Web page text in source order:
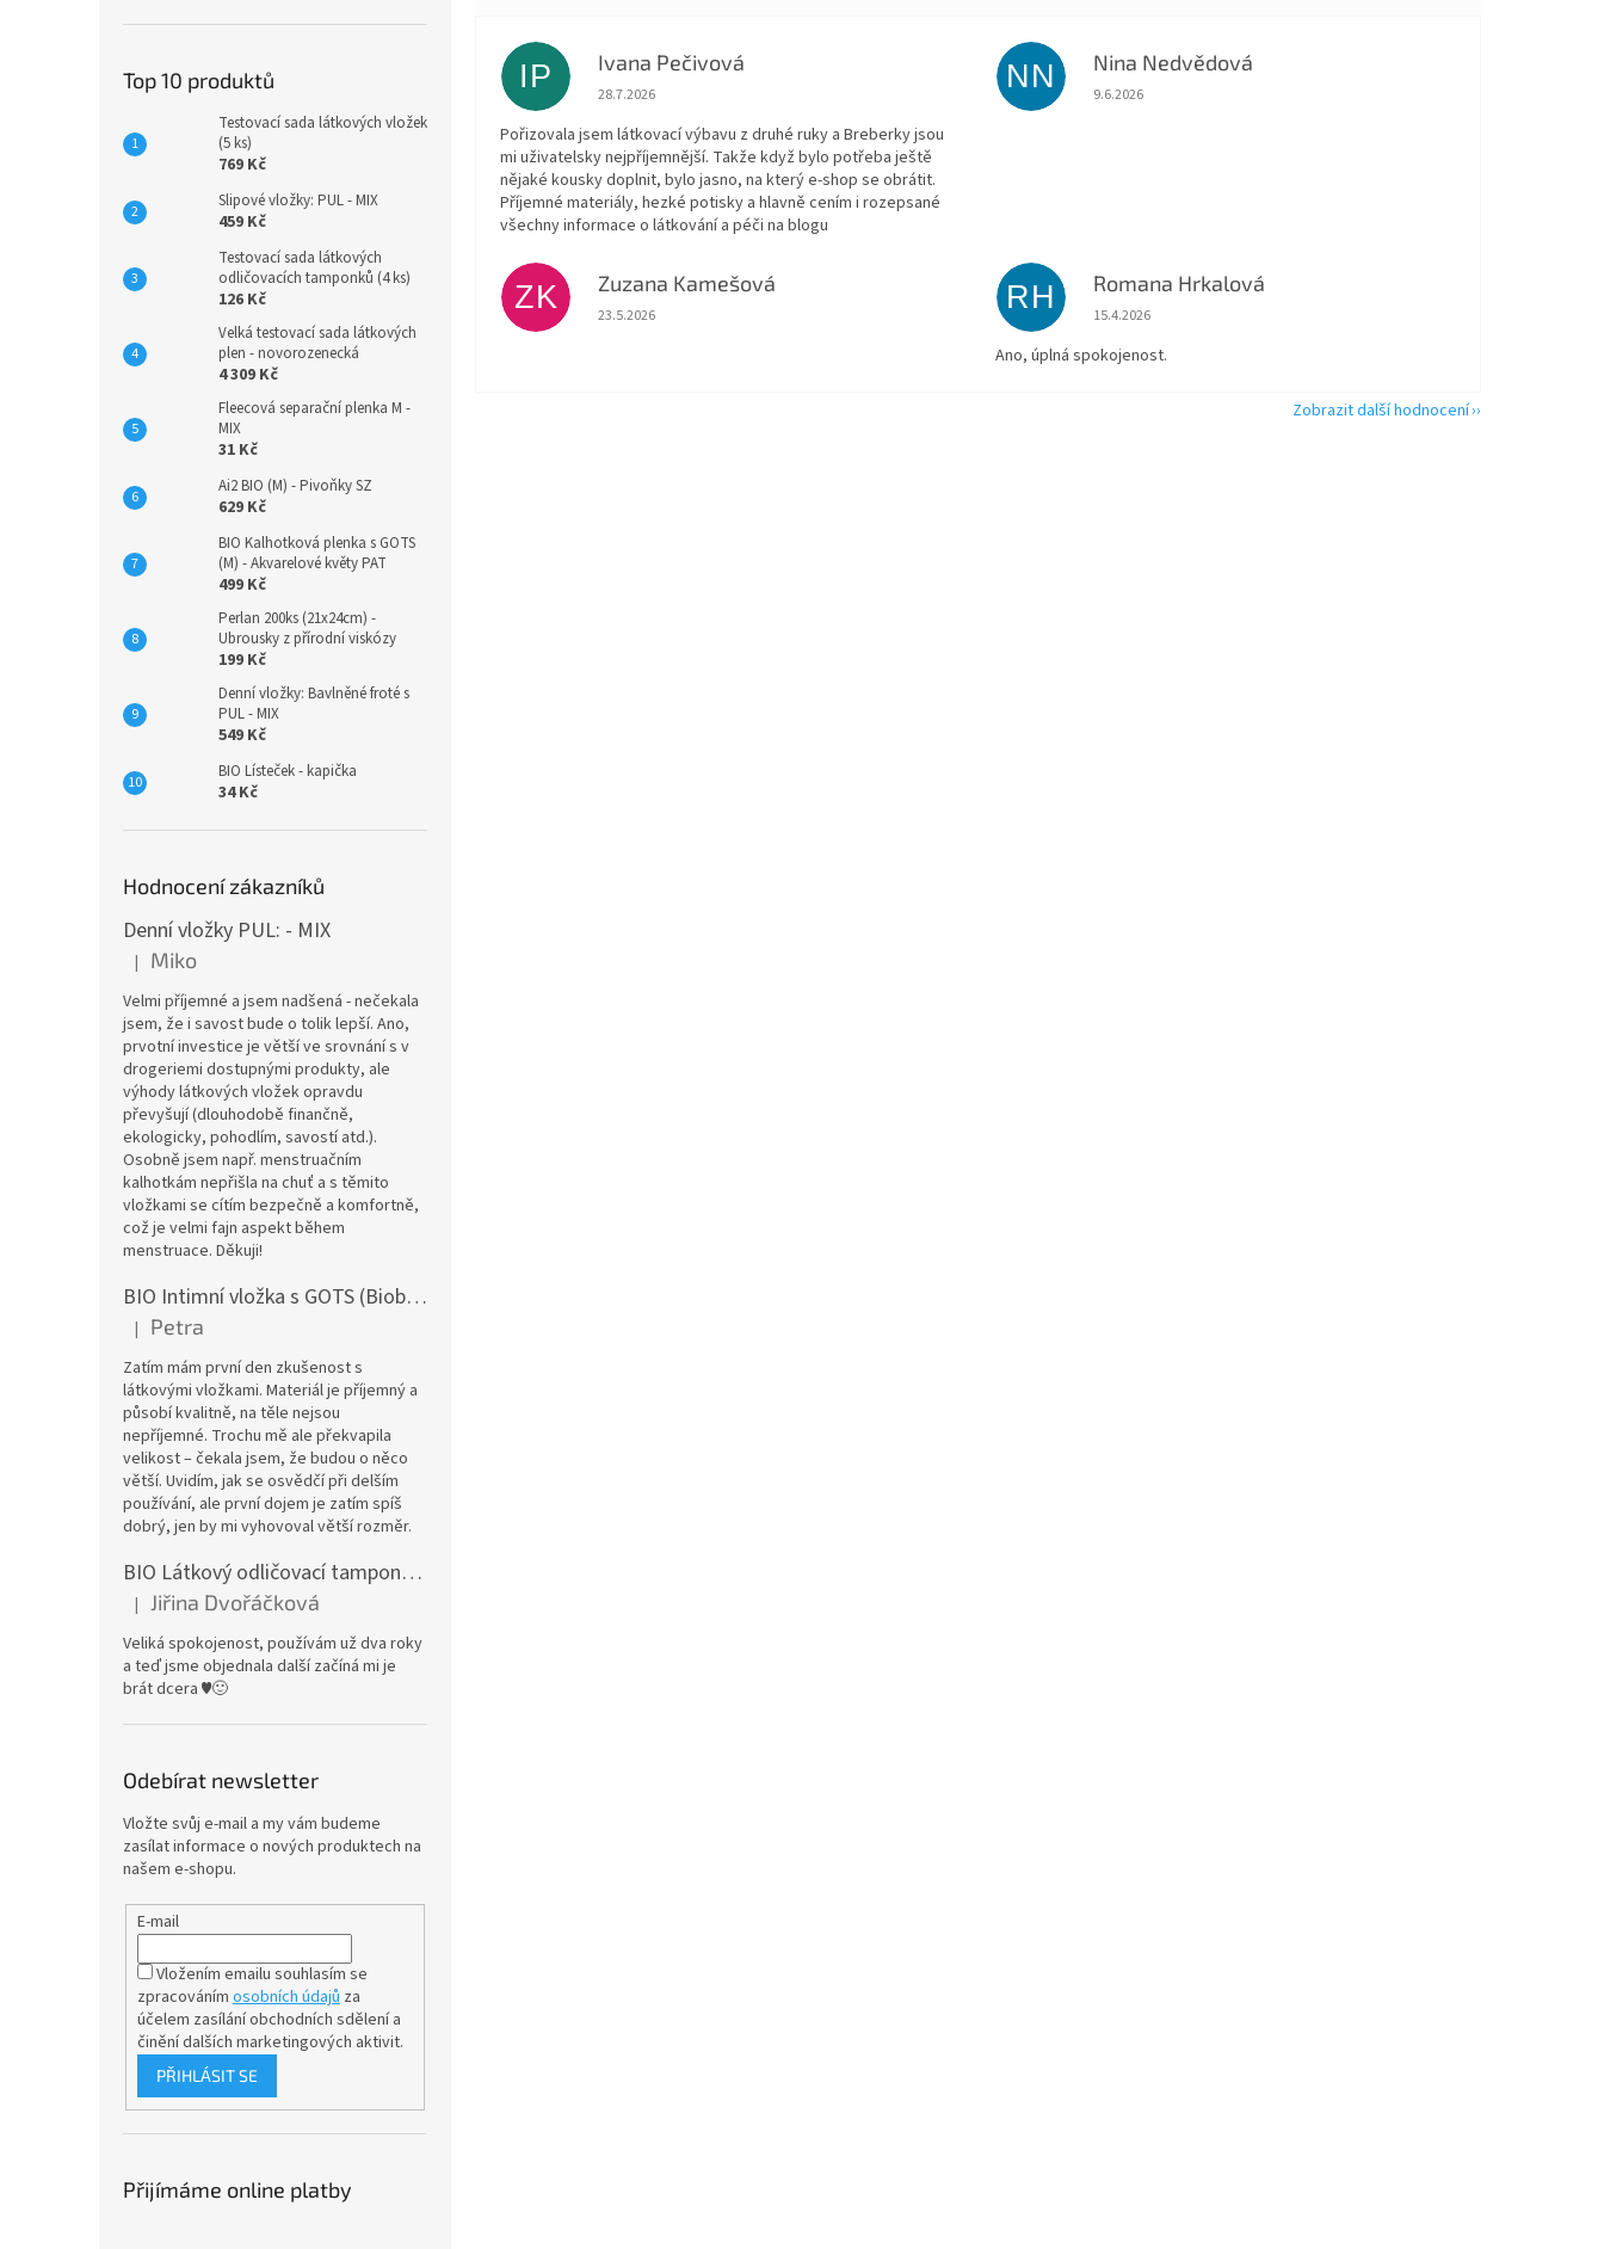
Top 10 produktů
Testovací sada látkových vložek
(5 ks)
769 Kč
Slipové vložky: PUL - MIX
459 Kč
Testovací sada látkových
odličovacích tamponků (4 ks)
126 Kč
Velká testovací sada látkových
plen - novorozenecká
4 309 Kč
Fleecová separační plenka M -
MIX
31 Kč
Ai2 BIO (M) - Pivoňky SZ
629 Kč
BIO Kalhotková plenka s GOTS
(M) - Akvarelové květy PAT
499 Kč
Perlan 200ks (21x24cm) -
Ubrousky z přírodní viskózy
199 Kč
Denní vložky: Bavlněné froté s
PUL - MIX
549 Kč
BIO Lísteček - kapička
34 Kč
Hodnocení zákazníků
Denní vložky PUL: - MIX
Hodnocení produktu je 5 z 5 hvězdiček.
| Miko
Velmi příjemné a jsem nadšená - nečekala
jsem, že i savost bude o tolik lepší. Ano,
prvotní investice je větší ve srovnání s v
drogeriemi dostupnými produkty, ale
výhody látkových vložek opravdu
převyšují (dlouhodobě finančně,
ekologicky, pohodlím, savostí atd.).
Osobně jsem např. menstruačním
kalhotkám nepřišla na chuť a s těmito
vložkami se cítím bezpečně a komfortně,
což je velmi fajn aspekt během
menstruace. Děkuji!
BIO Intimní vložka s GOTS (Biobavlněný úplet) - Malované pivoňky v hořčicové
Hodnocení produktu je 5 z 5 hvězdiček.
| Petra
Zatím mám první den zkušenost s
látkovými vložkami. Materiál je příjemný a
působí kvalitně, na těle nejsou
nepříjemné. Trochu mě ale překvapila
velikost – čekala jsem, že budou o něco
větší. Uvidím, jak se osvědčí při delším
používání, ale první dojem je zatím spíš
dobrý, jen by mi vyhovoval větší rozměr.
BIO Látkový odličovací tamponek: Barevné bambusovo-biobavlněné froté
Hodnocení produktu je 5 z 5 hvězdiček.
| Jiřina Dvořáčková
Veliká spokojenost, používám už dva roky
a teď jsme objednala další začíná mi je
brát dcera ♥️🙂
Odebírat newsletter
Vložte svůj e-mail a my vám budeme
zasílat informace o nových produktech na
našem e-shopu.
E-mail
Vložením emailu souhlasím se
zpracováním osobních údajů za
účelem zasílání obchodních sdělení a
činění dalších marketingových aktivit.
PŘIHLÁSIT SE
Přijímáme online platby
IP Ivana Pečivová
Hodnocení obchodu je 5 z 5 hvězdiček.
28.7.2026
Pořizovala jsem látkovací výbavu z druhé ruky a Breberky jsou
mi uživatelsky nejpříjemnější. Takže když bylo potřeba ještě
nějaké kousky doplnit, bylo jasno, na který e-shop se obrátit.
Příjemné materiály, hezké potisky a hlavně cením i rozepsané
všechny informace o látkování a péči na blogu
NN Nina Nedvědová
Hodnocení obchodu je 5 z 5 hvězdiček.
9.6.2026
ZK Zuzana Kamešová
Hodnocení obchodu je 5 z 5 hvězdiček.
23.5.2026
RH Romana Hrkalová
Hodnocení obchodu je 5 z 5 hvězdiček.
15.4.2026
Ano, úplná spokojenost.
Zobrazit další hodnocení